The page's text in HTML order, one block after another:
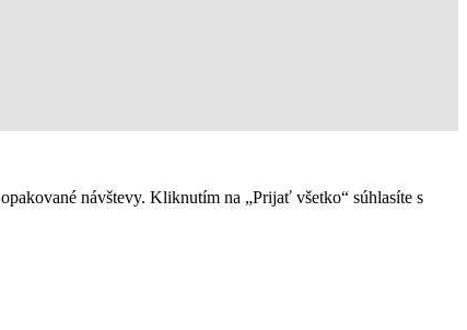
návštevy. Kliknutím na „Prijať všetko“ súhlasíte s